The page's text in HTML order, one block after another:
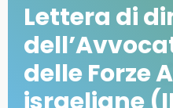
Lettera di
delle Forze